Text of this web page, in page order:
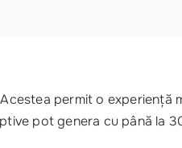
permit o experiență
pot genera cu până la